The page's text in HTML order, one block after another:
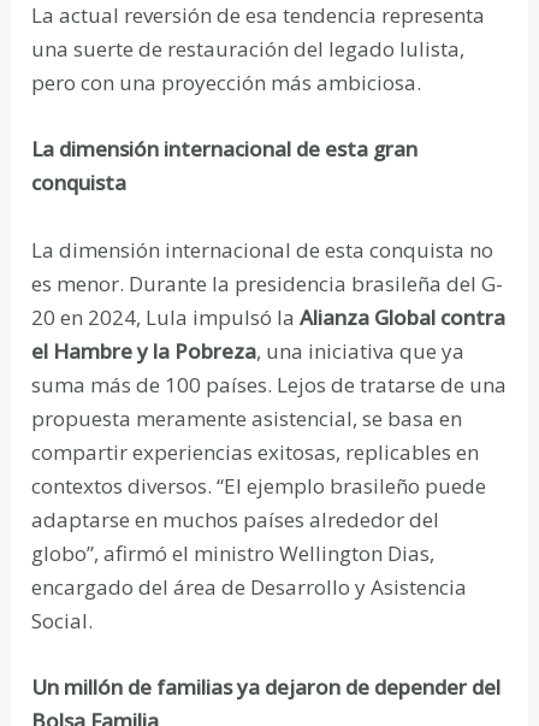
La actual reversión de esa tendencia representa
una suerte de restauración del legado lulista,
pero con una proyección más ambiciosa.
La dimensión internacional de esta gran
conquista
La dimensión internacional de esta conquista no
es menor. Durante la presidencia brasileña del G-
20 en 2024, Lula impulsó laAlianza Global contra
el Hambre y la Pobreza, una iniciativa que ya
suma más de 100 países. Lejos de tratarse de una
propuesta meramente asistencial, se basa en
compartir experiencias exitosas, replicables en
contextos diversos. “El ejemplo brasileño puede
adaptarse en muchos países alrededor del
globo”, afirmó el ministro Wellington Dias,
encargado del área de Desarrollo y Asistencia
Social.
Un millón de familias ya dejaron de depender del
Bolsa Familia